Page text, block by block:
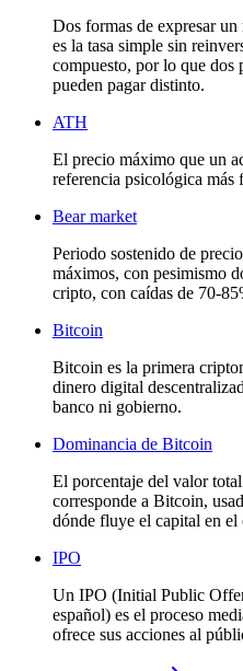
Dos formas de expresar
es la tasa simple sin
compuesto, por lo que dos
pueden pagar distinto.
ATH
El precio máximo que un
referencia psicológica más
Bear market
Periodo sostenido de
máximos, con pesimismo
cripto, con caídas de 70-
Bitcoin
Bitcoin es la primera
dinero digital
banco ni gobierno.
Dominancia de Bitcoin
El porcentaje del valor
corresponde a Bitcoin,
dónde fluye el capital en el
IPO
Un IPO (Initial Public
español) es el proceso
ofrece sus acciones al